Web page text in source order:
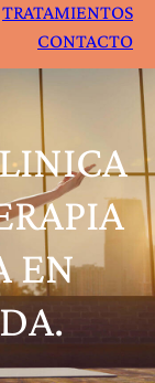
TRATAMIENTOS
CONTACTO
EN